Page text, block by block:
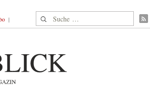
Suche nach: